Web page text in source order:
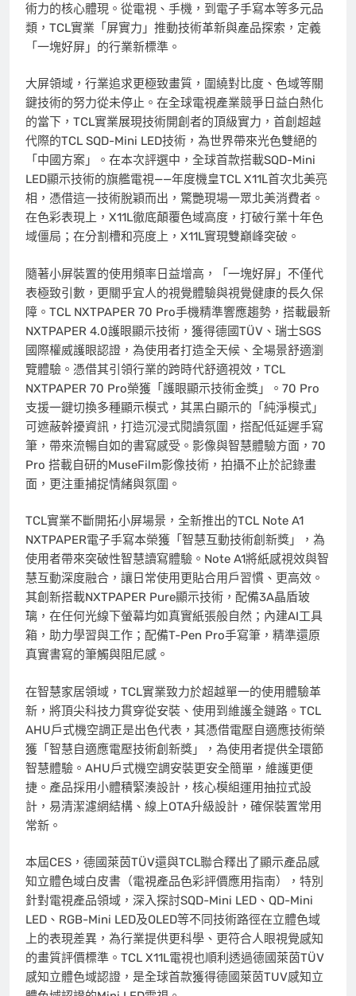
術力的核心體現。從電視、手機，到電子手寫本等多元品
類，TCL實業「屏實力」推動技術革新與產品探索，定義
「一塊好屏」的行業新標準。
大屏領域，行業追求更極致畫質，圍繞對比度、色域等關
鍵技術的努力從未停止。在全球電視產業競爭日益白熱化
的當下，TCL實業展現技術開創者的頂級實力，首創超越
代際的TCL SQD-Mini LED技術，為世界帶來光色雙絕的
「中國方案」。在本次評選中，全球首款搭載SQD-Mini
LED顯示技術的旗艦電視——年度機皇TCL X11L首次北美亮
相，憑借這一技術脫穎而出，驚艷現場一眾北美消費者。
在色彩表現上，X11L徹底顛覆色域高度，打破行業十年色
域僵局；在分割槽和亮度上，X11L實現雙巔峰突破。
隨著小屏裝置的使用頻率日益增高，「一塊好屏」不僅代
表極致引數，更關乎宜人的視覺體驗與視覺健康的長久保
障。TCL NXTPAPER 70 Pro手機精準響應趨勢，搭載最新
NXTPAPER 4.0護眼顯示技術，獲得德國TÜV、瑞士SGS
國際權威護眼認證，為使用者打造全天候、全場景舒適瀏
覽體驗。憑借其引領行業的跨時代舒適視效，TCL
NXTPAPER 70 Pro榮獲「護眼顯示技術金獎」。70 Pro
支援一鍵切換多種顯示模式，其黑白顯示的「純淨模式」
可遮蔽幹擾資訊，打造沉浸式閱讀氛圍，搭配低延遲手寫
筆，帶來流暢自如的書寫感受。影像與智慧體驗方面，70
Pro 搭載自研的MuseFilm影像技術，拍攝不止於記錄畫
面，更注重捕捉情緒與氛圍。
TCL實業不斷開拓小屏場景，全新推出的TCL Note A1
NXTPAPER電子手寫本榮獲「智慧互動技術創新獎」，為
使用者帶來突破性智慧讀寫體驗。Note A1將紙感視效與智
慧互動深度融合，讓日常使用更貼合用戶習慣、更高效。
其創新搭載NXTPAPER Pure顯示技術，配備3A晶盾玻
璃，在任何光線下螢幕均如真實紙張般自然；內建AI工具
箱，助力學習與工作；配備T-Pen Pro手寫筆，精準還原
真實書寫的筆觸與阻尼感。
在智慧家居領域，TCL實業致力於超越單一的使用體驗革
新，將頂尖科技力貫穿從安裝、使用到維護全鏈路。TCL
AHU戶式機空調正是出色代表，其憑借電壓自適應技術榮
獲「智慧自適應電壓技術創新獎」，為使用者提供全環節
智慧體驗。AHU戶式機空調安裝更安全簡單，維護更便
捷。產品採用小體積緊湊設計，核心模組運用抽拉式設
計，易清潔濾網結構、線上OTA升級設計，確保裝置常用
常新。
本屆CES，德國萊茵TÜV還與TCL聯合釋出了顯示產品感
知立體色域白皮書（電視產品色彩評價應用指南），特別
針對電視產品領域，深入探討SQD-Mini LED、QD-Mini
LED、RGB-Mini LED及OLED等不同技術路徑在立體色域
上的表現差異，為行業提供更科學、更符合人眼視覺感知
的畫質評價標準。TCL X11L電視也順利透過德國萊茵TÜV
感知立體色域認證，是全球首款獲得德國萊茵TUV感知立